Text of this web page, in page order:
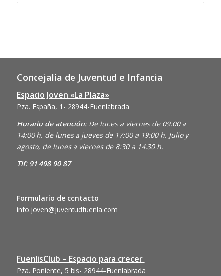
Concejalía de Juventud e Infancia
Espacio Joven «La Plaza»
Pza. España, 1- 28944-Fuenlabrada
Horario de atención: De lunes a viernes de 09:00 a
14:00 h. de lunes a jueves de 17:00 a 19:00 h. Julio y
agosto, de lunes a viernes de 8:30 a 14:30 h.
Tlf: 91 498 90 87
Formulario de contacto
info.joven@juventudfuenla.com
FuenlisClub – Espacio para crecer
Pza. Poniente, 5 bis- 28944-Fuenlabrada